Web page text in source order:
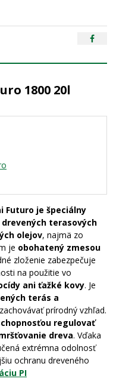
1800 20l
Futuro je špeciálny
terasových
olejov, najmä zo
je obohatený zmesou
zloženie zabezpečuje
na použitie vo
ani ťažké kovy. Je
terás a
prírodný vzhľad.
regulovať
dreva. Vďaka
extrémna odolnosť
ochranu dreveného
PI